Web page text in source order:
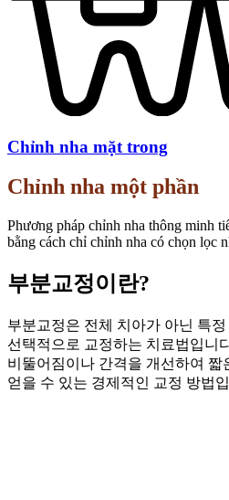
Chỉnh nha mặt trong
Chỉnh nha một phần
Phương pháp chỉnh nha thông minh
bằng cách chỉ chỉnh nha có chọn lọc
부분교정이란?
부분교정은 전체 치아가 아닌 특
선택적으로 교정하는 치료법입니
비뚤어짐이나 간격을 개선하여 짧
얻을 수 있는 경제적인 교정 방법